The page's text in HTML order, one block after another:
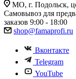
МО, г. Подольск,
Самовывоз для
заказов 9:00 - 18:00
shop@famaprofi.ru
Вконтакте
Telegram
YouTube